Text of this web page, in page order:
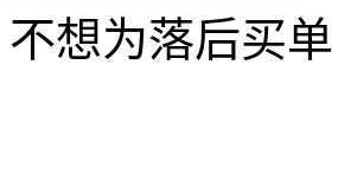
不想为落后买